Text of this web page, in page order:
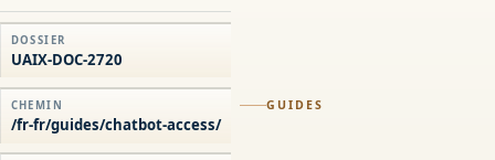
GUIDES
DOSSIER
UAIX-DOC-2720
CHEMIN
/fr-fr/guides/chatbot-access/